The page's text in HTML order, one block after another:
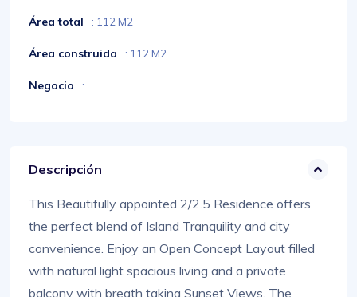
Área total : 112 M2
Área construida : 112 M2
Negocio :
Descripción
This Beautifully appointed 2/2.5 Residence offers
the perfect blend of Island Tranquility and city
convenience. Enjoy an Open Concept Layout filled
with natural light spacious living and a private
balcony with breath taking Sunset Views. The